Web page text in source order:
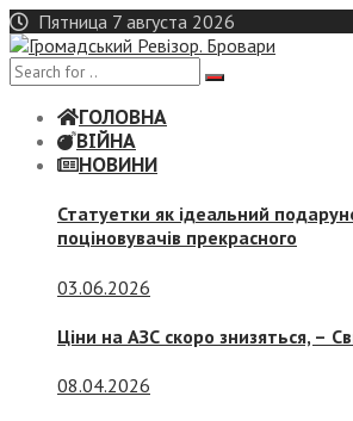
Skip
to
content
Пятница 7 августа 2026
ГОЛОВНА
ВІЙНА
НОВИНИ
Статуетки як ідеальний
поціновувачів прекрасного
03.06.2026
Ціни на АЗС скоро знизяться, –
08.04.2026